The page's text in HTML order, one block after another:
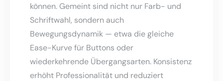
können. Gemeint sind nicht nur Farb- und
Schriftwahl, sondern auch
Bewegungsdynamik — etwa die gleiche
Ease-Kurve für Buttons oder
wiederkehrende Übergangsarten. Konsistenz
erhöht Professionalität und reduziert